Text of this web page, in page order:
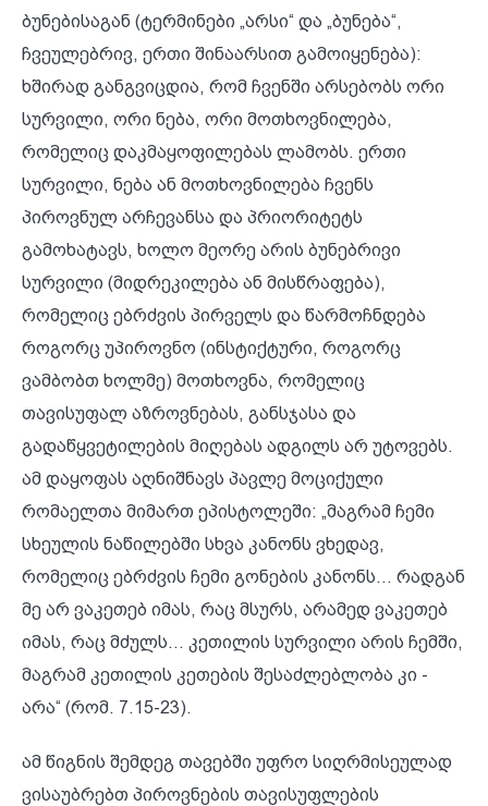
ბუნებისაგან (ტერმინები „არსი“ და „ბუნება“,
ჩვეულებრივ, ერთი შინაარსით გამოიყენება):
ხშირად განგვიცდია, რომ ჩვენში არსებობს ორი
სურვილი, ორი ნება, ორი მოთხოვნილება,
რომელიც დაკმაყოფილებას ლამობს. ერთი
სურვილი, ნება ან მოთხოვნილება ჩვენს
პიროვნულ არჩევანსა და პრიორიტეტს
გამოხატავს, ხოლო მეორე არის ბუნებრივი
სურვილი (მიდრეკილება ან მისწრაფება),
რომელიც ებრძვის პირველს და წარმოჩნდება
როგორც უპიროვნო (ინსტიქტური, როგორც
ვამბობთ ხოლმე) მოთხოვნა, რომელიც
თავისუფალ აზროვნებას, განსჯასა და
გადაწყვეტილების მიღებას ადგილს არ უტოვებს.
ამ დაყოფას აღნიშნავს პავლე მოციქული
რომაელთა მიმართ ეპისტოლეში: „მაგრამ ჩემი
სხეულის ნაწილებში სხვა კანონს ვხედავ,
რომელიც ებრძვის ჩემი გონების კანონს... რადგან
მე არ ვაკეთებ იმას, რაც მსურს, არამედ ვაკეთებ
იმას, რაც მძულს... კეთილის სურვილი არის ჩემში,
მაგრამ კეთილის კეთების შესაძლებლობა კი -
არა“ (რომ. 7.15-23).
ამ წიგნის შემდეგ თავებში უფრო სიღრმისეულად
ვისაუბრებთ პიროვნების თავისუფლების